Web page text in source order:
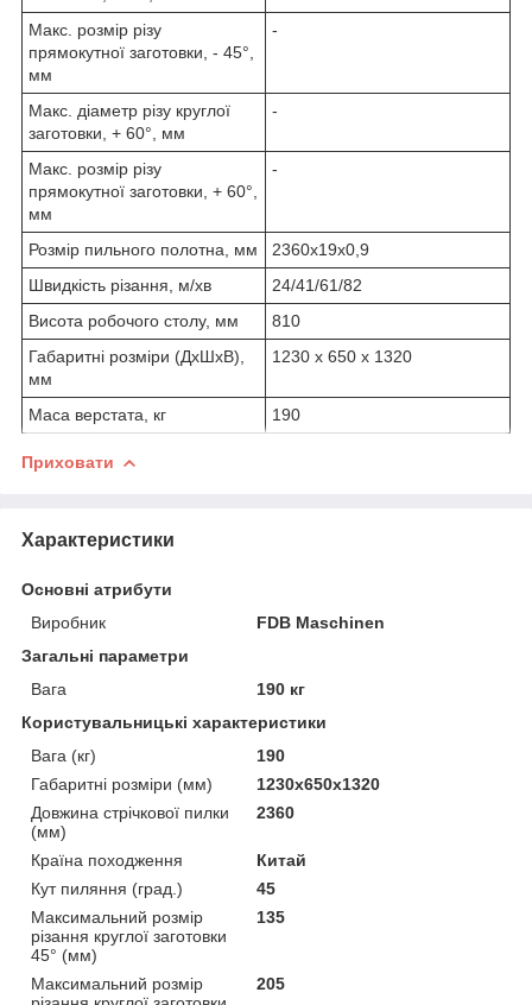
Макс. розмір різу
прямокутної заготовки, - 45°,
мм
-
Макс. діаметр різу круглої
заготовки, + 60°, мм
-
Макс. розмір різу
прямокутної заготовки, + 60°,
мм
-
Розмір пильного полотна, мм
2360x19x0,9
Швидкість різання, м/хв
24/41/61/82
Висота робочого столу, мм
810
Габаритні розміри (ДхШхВ),
мм
1230 x 650 x 1320
Маса верстата, кг 190
Приховати
Характеристики
Основні атрибути
Виробник
FDB Maschinen
Загальні параметри
Вага
190 кг
Користувальницькі характеристики
Вага (кг)
190
Габаритні розміри (мм)
1230x650x1320
Довжина стрічкової пилки
(мм)
2360
Країна походження
Китай
Кут пиляння (град.)
45
Максимальний розмір
різання круглої заготовки
45° (мм)
135
Максимальний розмір
205